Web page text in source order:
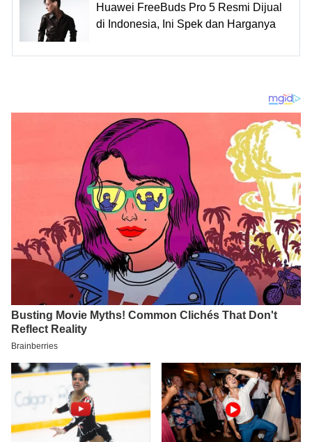
Huawei FreeBuds Pro 5 Resmi Dijual
di Indonesia, Ini Spek dan Harganya